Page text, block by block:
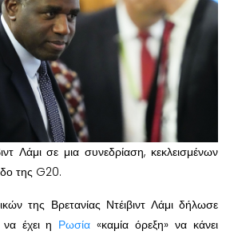
Λάμι σε μια συνεδρίαση, κεκλεισμένων
της G20.
της Βρετανίας Ντέιβιντ Λάμι δήλωσε
έχει η Ρωσία «καμία όρεξη» να κάνει